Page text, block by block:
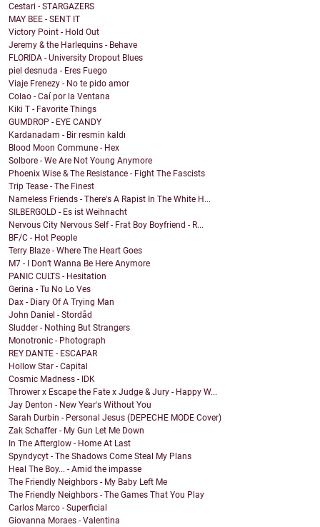
Cestari - STARGAZERS
MAY BEE - SENT IT
Victory Point - Hold Out
Jeremy & the Harlequins - Behave
FLORIDA - University Dropout Blues
piel desnuda - Eres Fuego
Viaje Frenezy - No te pido amor
Colao - Caí por la Ventana
Kiki T - Favorite Things
GUMDROP - EYE CANDY
Kardanadam - Bir resmin kaldı
Blood Moon Commune - Hex
Solbore - We Are Not Young Anymore
Phoenix Wise & The Resistance - Fight The Fascists
Trip Tease - The Finest
Nameless Friends - There's A Rapist In The White H...
SILBERGOLD - Es ist Weihnacht
Nervous City Nervous Self - Frat Boy Boyfriend - R...
BF/C - Hot People
Terry Blaze - Where The Heart Goes
M7 - I Don’t Wanna Be Here Anymore
PANIC CULTS - Hesitation
Gerina - Tu No Lo Ves
Dax - Diary Of A Trying Man
John Daniel - Stordåd
Sludder - Nothing But Strangers
Monotronic - Photograph
REY DANTE - ESCAPAR
Hollow Star - Capital
Cosmic Madness - IDK
Thrower x Escape the Fate x Judge & Jury - Happy W...
Jay Denton - New Year's Without You
Sarah Durbin - Personal Jesus (DEPECHE MODE Cover)
Zak Schaffer - My Gun Let Me Down
In The Afterglow - Home At Last
Spyndycyt - The Shadows Come Steal My Plans
Heal The Boy... - Amid the impasse
The Friendly Neighbors - My Baby Left Me
The Friendly Neighbors - The Games That You Play
Carlos Marco - Superficial
Giovanna Moraes - Valentina